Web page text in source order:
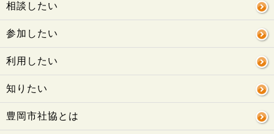
相談したい
参加したい
利用したい
知りたい
豊岡市社協とは